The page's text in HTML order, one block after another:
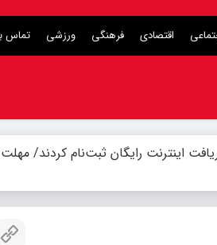
اقتصادی فرهنگی ورزشی تماس
اینترنت رایگان ثبت‌نام کردند/